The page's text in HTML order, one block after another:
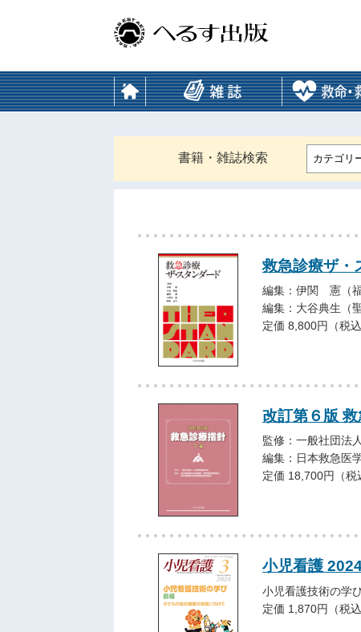
書籍・雑誌検索 カテゴリ
救急診療ザ・
編集：伊関 憲（福
編集：大谷典生（
定価 8,800円（税込
改訂第６版
監修：一般社団法
編集：日本救急医
定価 18,700円（税
小児看護
小児看護技術の学
定価 1,870円（税込